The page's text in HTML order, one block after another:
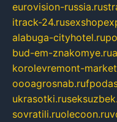
eurovision-russia.ru
itrack-24.ru
alabuga-cityhotel.ru
bud-em-znakomye.ru
korolevremont-
oooagrosnab.ru
ukrasotki.ru
sovratili.ruolecoon.ru